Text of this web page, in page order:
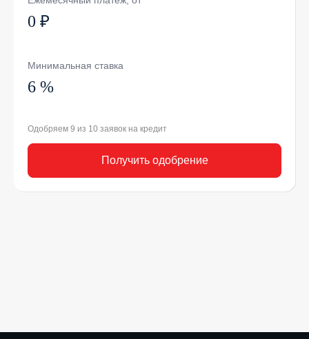
0 ₽
Минимальная ставка
6 %
Одобряем 9 из 10 заявок на кредит
Получить одобрение